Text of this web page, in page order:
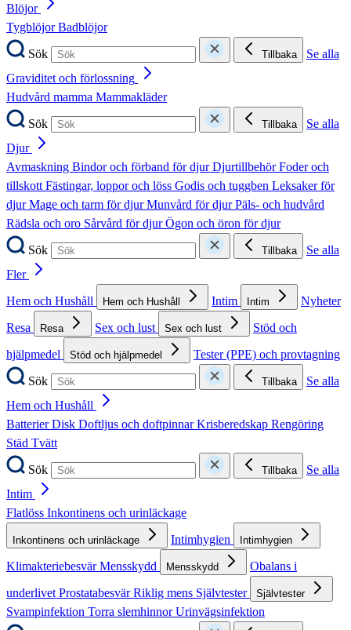
Blöjor
TygblöjorBadblöjor
Sök
Tillbaka
Se alla
Graviditet och förlossning
Hudvård mamma Mammakläder
Sök
Tillbaka
Se alla
Djur
Avmaskning Bindor och förband för djurDjurtillbehörFoder och
tillskottFästingar, loppor och löss Godis och tuggben Leksaker för
djurMage och tarm för djurMunvård för djurPäls- och hudvård
Rädsla och oro Sårvård för djurÖgon och öron för djur
Sök
Tillbaka
Se alla
Fler
Hem och Hushåll
Hem och Hushåll Intim Intim
Nyheter
Resa
Resa Sex och lust Sex och lust
Stöd och
hjälpmedel
Stöd och hjälpmedel
Tester (PPE) och provtagning
Sök
Tillbaka
Se alla
Hem och Hushåll
BatterierDisk Doftljus och doftpinnarKrisberedskap Rengöring
Städ Tvätt
Sök
Tillbaka
Se alla
Intim
Flatlöss Inkontinens och urinläckage
Inkontinens och urinläckage Intimhygien Intimhygien
KlimakteriebesvärMensskydd Mensskydd
Obalans i
underlivetProstatabesvärRiklig mens Självtester Självtester
Svampinfektion Torra slemhinnorUrinvägsinfektion